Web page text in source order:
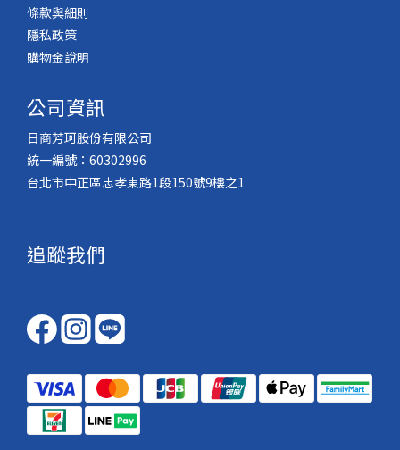
條款與細則
隱私政策
購物金說明
公司資訊
日商芳珂股份有限公司
統一編號：60302996
台北市中正區忠孝東路1段150號9樓之1
追蹤我們